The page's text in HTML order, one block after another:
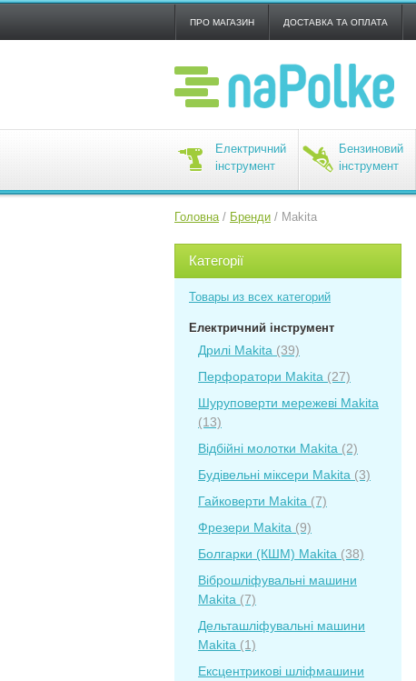
ПРО МАГАЗИН ДОСТАВКА ТА ОПЛАТА
Електричний
інструмент
Бензиновий
інструмент
Головна/ Бренди / Makita
Категорії
Товары из всех категорий
Електричний інструмент
Дрилі Makita (39)
Перфоратори Makita (27)
Шуруповерти мережеві Makita
(13)
Відбійні молотки Makita (2)
Будівельні міксери Makita (3)
Гайковерти Makita (7)
Фрезери Makita (9)
Болгарки (КШМ) Makita (38)
Віброшліфувальні машини
Makita (7)
Дельташліфувальні машини
Makita (1)
Ексцентрикові шліфмашини